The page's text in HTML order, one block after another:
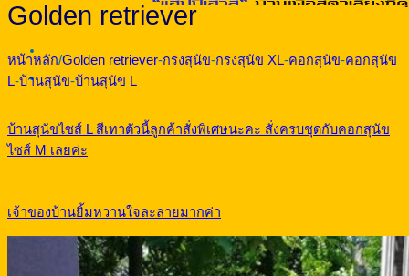
Golden retriever
หน้าหลัก/Golden retriever-กรงสุนัข-กรงสุนัข XL-คอกสุนัข-คอกสุนัข
L-บ้านสุนัข-บ้านสุนัข L
บ้านสุนัขไซส์ L สีเทาตัวนี้ลูกค้าสั่งพิเศษนะคะ สั่งครบชุดกับคอกสุนัข
ไซส์ M เลยค่ะ
เจ้าของบ้านยิ้มหวานใจละลายมากค่า